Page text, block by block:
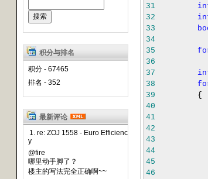
积分与排名
积分 - 67465
排名 - 352
最新评论
1. re: ZOJ 1558 - Euro Efficienc
y
@fire
哪里动手脚了？
楼主的写法完全正确啊~~
31
32
33
34
35
36
37
38
39
{
40
41
42
43
44
45
46